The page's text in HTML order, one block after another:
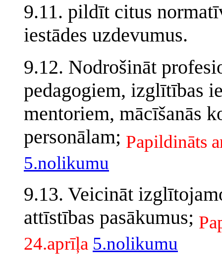
9.11. pildīt citus
iestādes uzdevumus.
9.12. Nodrošināt
pedagogiem, izglītības
mentoriem, mācīšanās
personālam; Papildināts
5.nolikumu
9.13. Veicināt
attīstības pasākumus;
24.aprīļa 5.nolikumu